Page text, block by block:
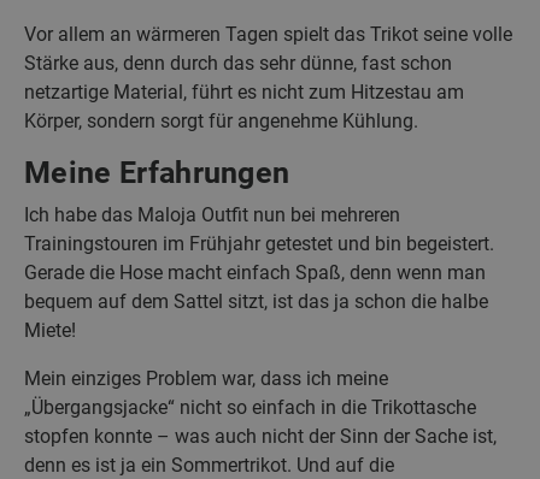
Vor allem an wärmeren Tagen spielt das Trikot seine volle
Stärke aus, denn durch das sehr dünne, fast schon
netzartige Material, führt es nicht zum Hitzestau am
Körper, sondern sorgt für angenehme Kühlung.
Meine Erfahrungen
Ich habe das Maloja Outfit nun bei mehreren
Trainingstouren im Frühjahr getestet und bin begeistert.
Gerade die Hose macht einfach Spaß, denn wenn man
bequem auf dem Sattel sitzt, ist das ja schon die halbe
Miete!
Mein einziges Problem war, dass ich meine
„Übergangsjacke“ nicht so einfach in die Trikottasche
stopfen konnte – was auch nicht der Sinn der Sache ist,
denn es ist ja ein Sommertrikot. Und auf die